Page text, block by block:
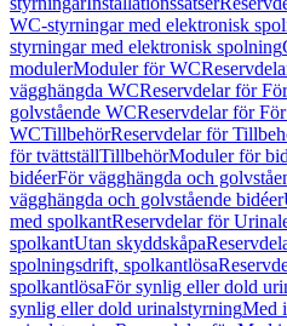
WC-styrningar med elektronisk
styrningar med elektronisk spolning
modulerModuler för WC
vägghängda WCReservdelar för
golvstående WCReservdelar för
WCTillbehörReservdelar för
för tvättställTillbehörModuler för
bidéerFör vägghängda och
vägghängda och golvstående bidéer
med spolkantReservdelar för
spolkantUtan skyddskåpa
spolningsdrift, spolkantlösa
spolkantlösaFör synlig eller dold
synlig eller dold urinalstyrningMed